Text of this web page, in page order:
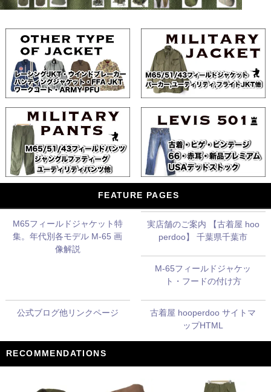
FEATURE PAGES
M65フィールドジャケット特
集。年代別各モデル M-65 画
像解説
実店舗のご案内 【古着屋 hoo
perdoo】 千葉県千葉市
M-65フィールドジャケッ
ト・フードの付け方
公式ブログ他リンクページ
古着屋 hooperdoo サイトマ
ップHTML
RECOMMENDATIONS